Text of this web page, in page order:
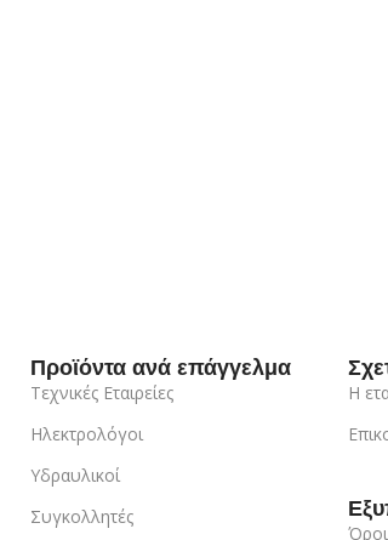
Προϊόντα ανά επάγγελμα
Τεχνικές Εταιρείες
Ηλεκτρολόγοι
Υδραυλικοί
Συγκολλητές
Η